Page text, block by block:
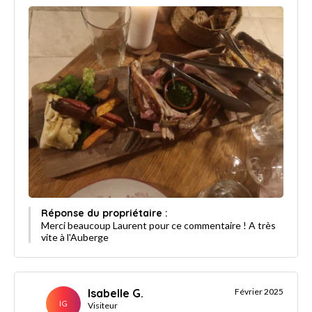
Réponse du propriétaire :
Merci beaucoup Laurent pour ce commentaire ! A très
vite à l'Auberge
IG
Isabelle G.
Visiteur
Février 2025